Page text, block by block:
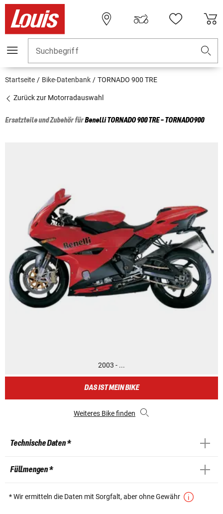
Suchbegriff
Startseite Bike-Datenbank TORNADO 900 TRE
Zurück zur Motorradauswahl
Ersatzteile und Zubehör fürBenelliTORNADO 900 TRE - TORNADO900
2003 - ...
DAS IST MEIN BIKE
Weiteres Bike finden
Technische Daten *
Füllmengen *
* Wir ermitteln die Daten mit Sorgfalt, aber ohne Gewähr